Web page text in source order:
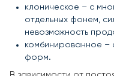
клоническое – с
отдельных фонем,
невозможность
комбинированное –
форм.